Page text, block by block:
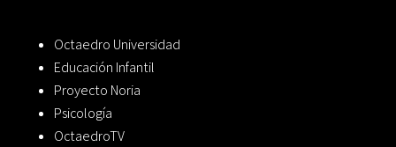
Octaedro Universidad
Educación Infantil
Proyecto Noria
Psicología
OctaedroTV